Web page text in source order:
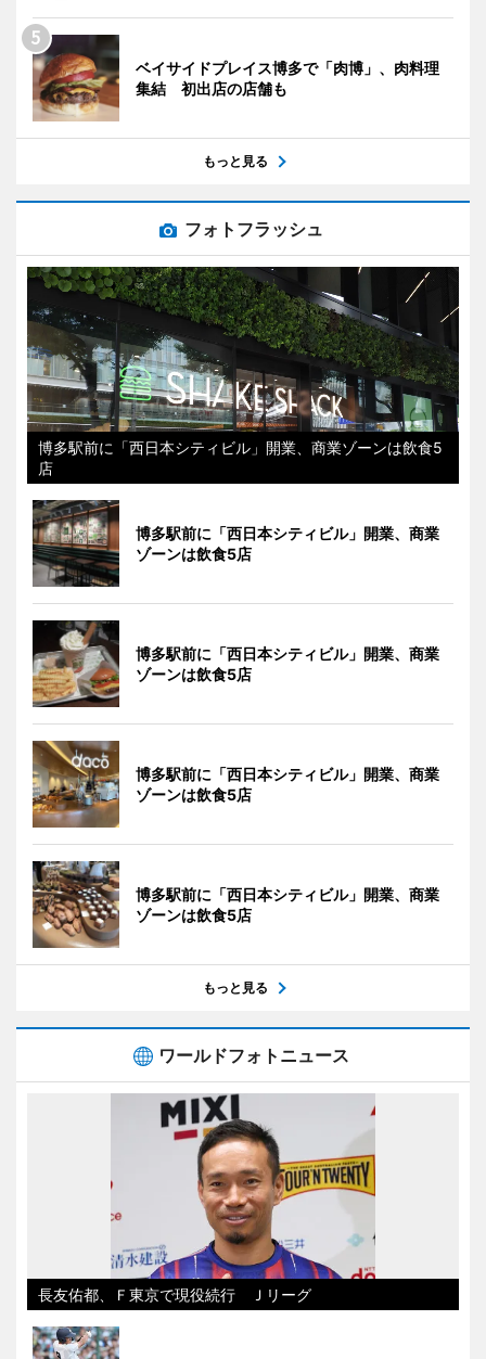
ベイサイドプレイス博多で「肉博」、肉料理
集結 初出店の店舗も
もっと見る
フォトフラッシュ
博多駅前に「西日本シティビル」開業、商業ゾーンは飲食5
店
博多駅前に「西日本シティビル」開業、商業
ゾーンは飲食5店
博多駅前に「西日本シティビル」開業、商業
ゾーンは飲食5店
博多駅前に「西日本シティビル」開業、商業
ゾーンは飲食5店
博多駅前に「西日本シティビル」開業、商業
ゾーンは飲食5店
もっと見る
ワールドフォトニュース
長友佑都、Ｆ東京で現役続行 Ｊリーグ